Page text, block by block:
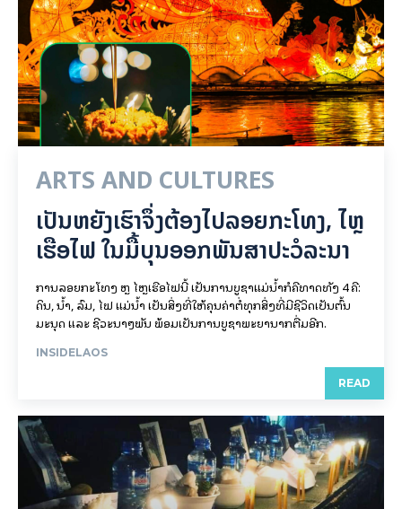
ARTS AND CULTURES
ເປັນ​ຫຍັງ​ເຮົາ​ຈຶ່ງ​ຕ້ອງ​ໄປລອຍ​ກະ​ໂທງ, ໄຫຼ​
ເຮືອ​ໄຟ ໃນ​ມື້​​ບຸນ​ອອກ​ພັນ​ສາ​ປະ​ວໍ​ລະ​ນາ
ການລອຍ​ກະ​ໂທງ ຫຼື ໄຫຼເຮືອໄຟນີ້ ເປັນການບູຊາແມ່ນໍ້າກໍຄືທາດທັງ 4 ຄື:
ດິນ, ນໍ້າ, ລົມ, ໄຟ ແມ່ນໍ້າ ເປັນສິ່ງທີ່ໃຫ້ຄຸນຄ່າຕໍ່ທຸກສິ່ງທີ່ມີຊີວິດເປັນຕົ້ນ
ມະນຸດ ແລະ ຊີວະນາໆພັນ ພ້ອມເປັນການບູຊາພະຍານາກຕື່ມອີກ.
INSIDELAOS
READ